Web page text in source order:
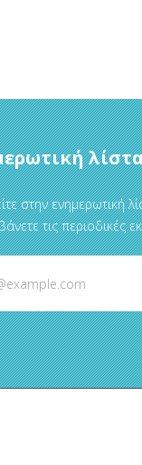
στην ενημερωτική
τις περιοδικές